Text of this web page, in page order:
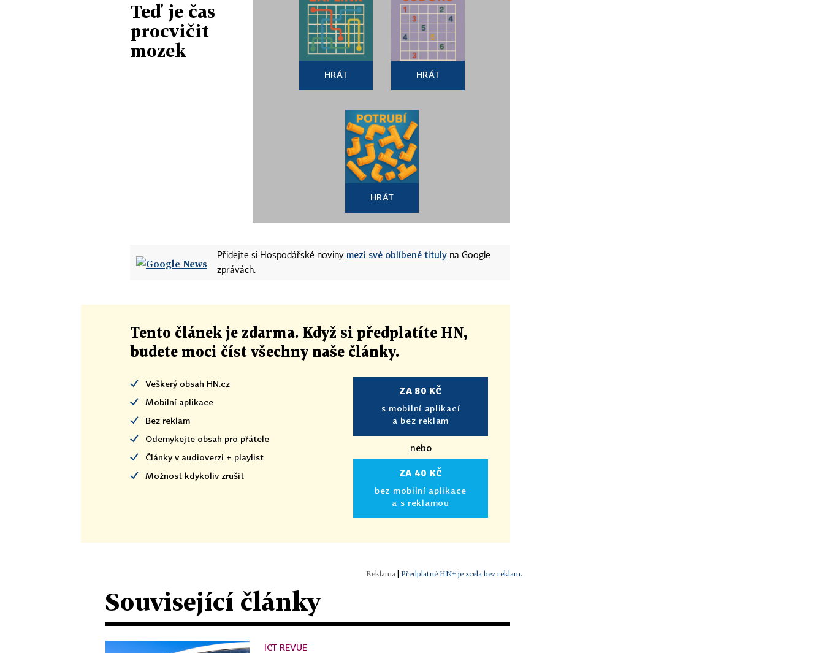
Teď je čas
procvičit
mozek
HRÁT HRÁT
HRÁT
Přidejte si Hospodářské noviny mezi své oblíbené tituly na Google
zprávách.
Tento článek je zdarma. Když si předplatíte HN,
budete moci číst všechny naše články.
Veškerý obsah HN.cz
Mobilní aplikace
Bez reklam
Odemykejte obsah pro přátele
Články v audioverzi + playlist
Možnost kdykoliv zrušit
ZA 80 KČ
s mobilní aplikací
a bez reklam
nebo
ZA 40 KČ
bez mobilní aplikace
a s reklamou
| Předplatné HN+ je zcela bez reklam.
Související články
ICT REVUE